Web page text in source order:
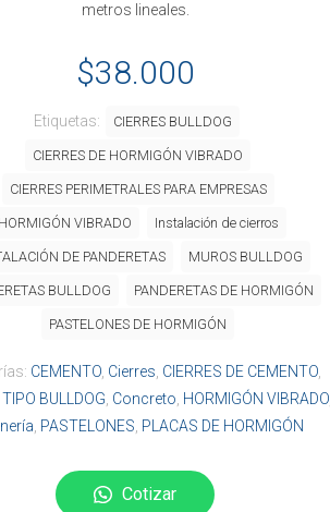
metros lineales.
$38.000
Cotizar
CEMENTO Cierres CIERRES DE CEMENTO
TIPO BULLDOG Concreto HORMIGÓN VIBRADO,
PASTELONES PLACAS DE HORMIGÓN
Etiquetas: CIERRES BULLDOG
CIERRES DE HORMIGÓN VIBRADO
CIERRES PERIMETRALES PARA EMPRESAS
HORMIGÓN VIBRADO Instalación de cierros
DE PANDERETAS MUROS BULLDOG
BULLDOG PANDERETAS DE HORMIGÓN
PASTELONES DE HORMIGÓN